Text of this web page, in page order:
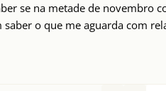
se na metade de novembro
saber o que me aguarda com